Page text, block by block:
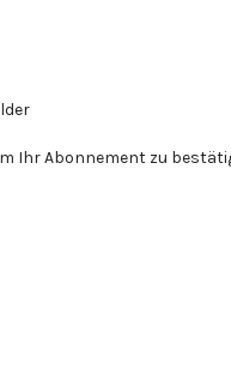
Ihr Abonnement zu